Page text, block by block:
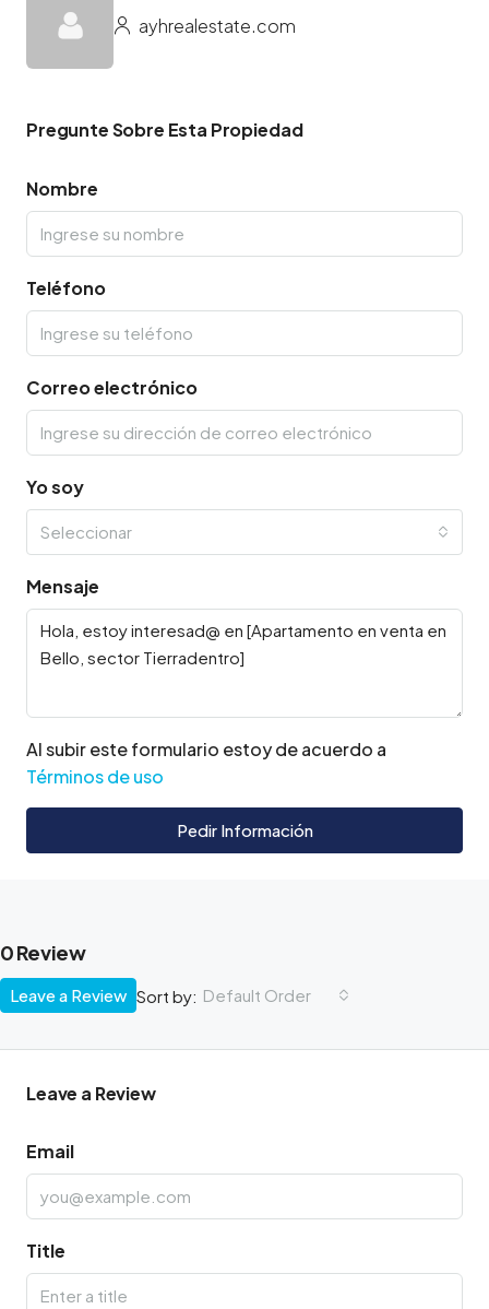
ayhrealestate.com
Pregunte Sobre Esta Propiedad
Nombre
Teléfono
Correo electrónico
Yo soy
Seleccionar
Mensaje
Al subir este formulario estoy de acuerdo a
Términos de uso
Pedir Información
0 Review
Sort by: Default Order
Leave a Review
Leave a Review
Email
Title